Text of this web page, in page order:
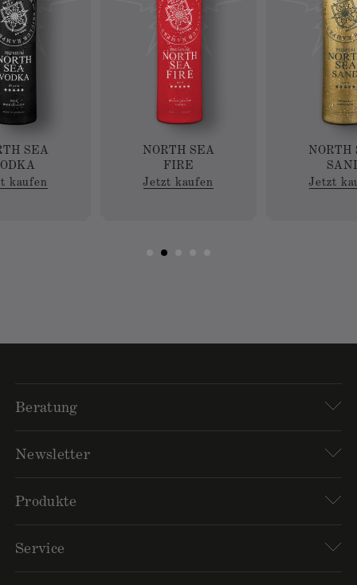
SEA
NORTH SEA
FIRE
Jetzt kaufen
NORTH
SAND
Jetzt
Beratung
Newsletter
Produkte
Service